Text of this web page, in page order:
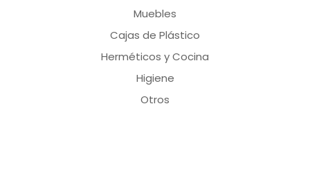
Muebles
Cajas de Plástico
Herméticos y Cocina
Higiene
Otros